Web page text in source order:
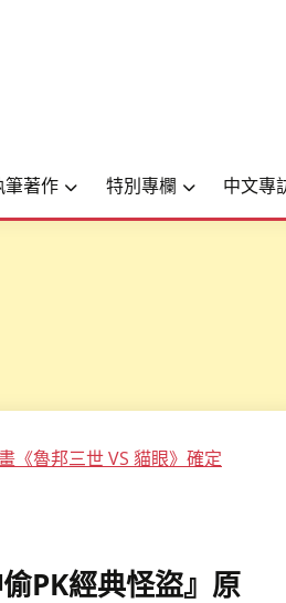
筆著作 特別專欄 中文專
PK經典怪盜』原